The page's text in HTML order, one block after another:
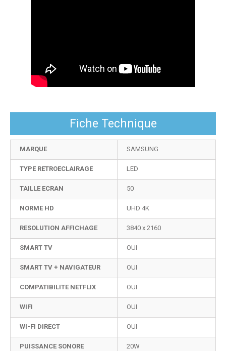
Fiche Technique
MARQUE SAMSUNG
TYPE RETROECLAIRAGE LED
TAILLE ECRAN 50
NORME HD UHD 4K
RESOLUTION AFFICHAGE 3840 x 2160
SMART TV OUI
SMART TV + NAVIGATEUR OUI
COMPATIBILITE NETFLIX OUI
WIFI OUI
WI-FI DIRECT OUI
PUISSANCE SONORE 20W